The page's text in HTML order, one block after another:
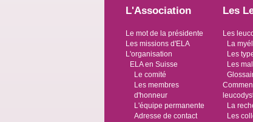
L'Association
Le mot de la présidente
Les missions d'ELA
L'organisation
ELA en Suisse
Le comité
Les membres
d'honneur
L'équipe permanente
Adresse de contact
Les
Les
La
Les
Les
La
Les